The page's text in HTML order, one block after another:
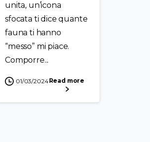
unita, un’icona
sfocata ti dice quante
fauna ti hanno
“messo” mi piace.
Comporre...
01/03/2024Read more